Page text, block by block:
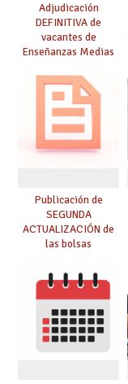
Adjudicación
DEFINITIVA de
vacantes de
Enseñanzas Medias
Publicación de
SEGUNDA
ACTUALIZACIÓN de
las bolsas
Cuerpo de Maestros
de especialidades
convocadas a
oposición